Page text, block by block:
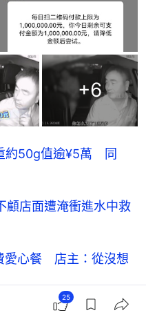
+6
約50g值逾¥5萬 同
店面遭淹衝進水中救
愛心餐 店主：從沒想
深圳司機一舉動感動
25